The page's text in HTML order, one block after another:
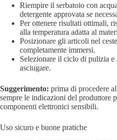
Riempire il serbatoio con
detergente approvata se
Per ottenere risultati ottimali,
alla temperatura adatta al
Posizionare gli articoli nel
completamente immersi.
Selezionare il ciclo di pulizia
asciugare.
Suggerimento: prima di procedere
sempre le indicazioni del produttore
componenti elettronici sensibili.
Uso sicuro e buone pratiche